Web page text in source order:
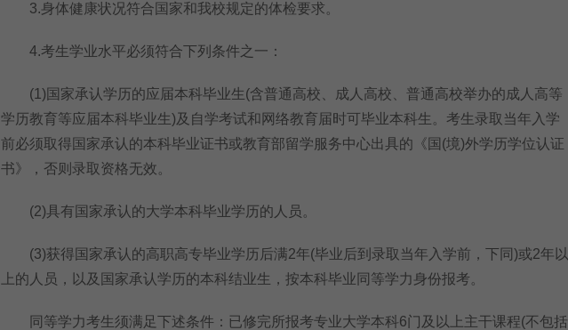
3.身体健康状况符合国家和我校规定的体检要求。
4.考生学业水平必须符合下列条件之一：
(1)国家承认学历的应届本科毕业生(含普通高校、成人高校、普通高校举办的成人高等
学历教育等应届本科毕业生)及自学考试和网络教育届时可毕业本科生。考生录取当年入学
前必须取得国家承认的本科毕业证书或教育部留学服务中心出具的《国(境)外学历学位认证
书》，否则录取资格无效。
(2)具有国家承认的大学本科毕业学历的人员。
(3)获得国家承认的高职高专毕业学历后满2年(毕业后到录取当年入学前，下同)或2年以
上的人员，以及国家承认学历的本科结业生，按本科毕业同等学力身份报考。
同等学力考生须满足下述条件：已修完所报考专业大学本科6门及以上主干课程(不包括